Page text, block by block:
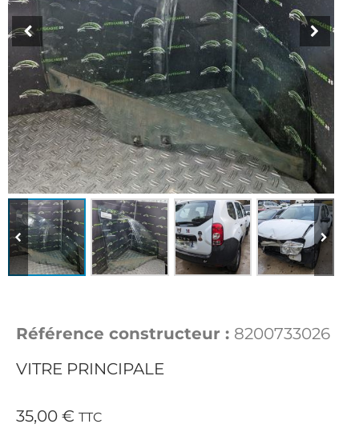
Référence constructeur : 8200733026
VITRE PRINCIPALE
35,00 € TTC